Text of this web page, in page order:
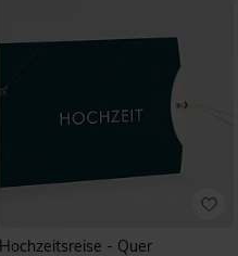
Hochzeitsreise - Quer